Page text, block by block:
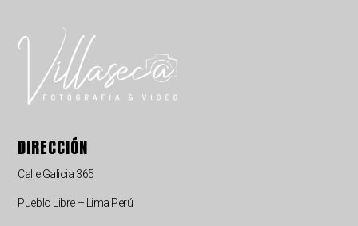
DIRECCIÓN
Calle Galicia 365
Pueblo Libre – Lima Perú